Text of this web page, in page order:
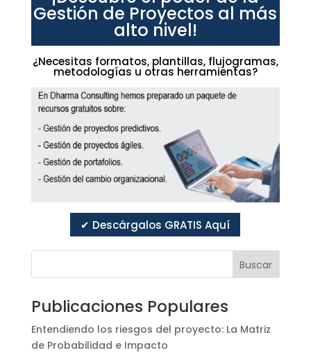
Gestión de Proyectos al más
alto nivel!
¿Necesitas formatos, plantillas, flujogramas,
metodologías u otras herramientas?
✔ Descárgalos GRATIS Aquí
Buscar
Publicaciones Populares
Entendiendo los riesgos del proyecto: La Matriz
de Probabilidad e Impacto